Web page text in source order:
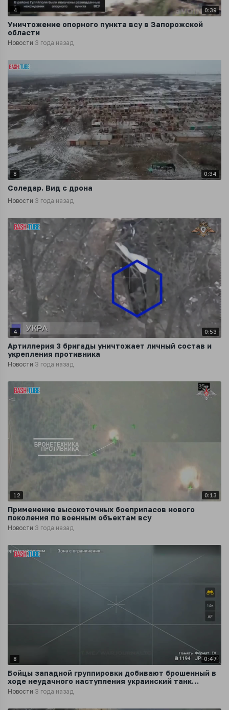
4 0:39
Уничтожение опорного пункта всу в Запорожской
области
Новости 3 года назад
8 0:34
Соледар. Вид с дрона
Новости 3 года назад
4 0:53
Артиллерия 3 бригады уничтожает личный состав и
укрепления противника
Новости 3 года назад
12 0:13
Применение высокоточных боеприпасов нового
поколения по военным объектам всу
Новости 3 года назад
8 0:47
Бойцы западной группировки добивают брошенный в
ходе неудачного наступления украинский танк
Т-64БВ
Новости 3 года назад